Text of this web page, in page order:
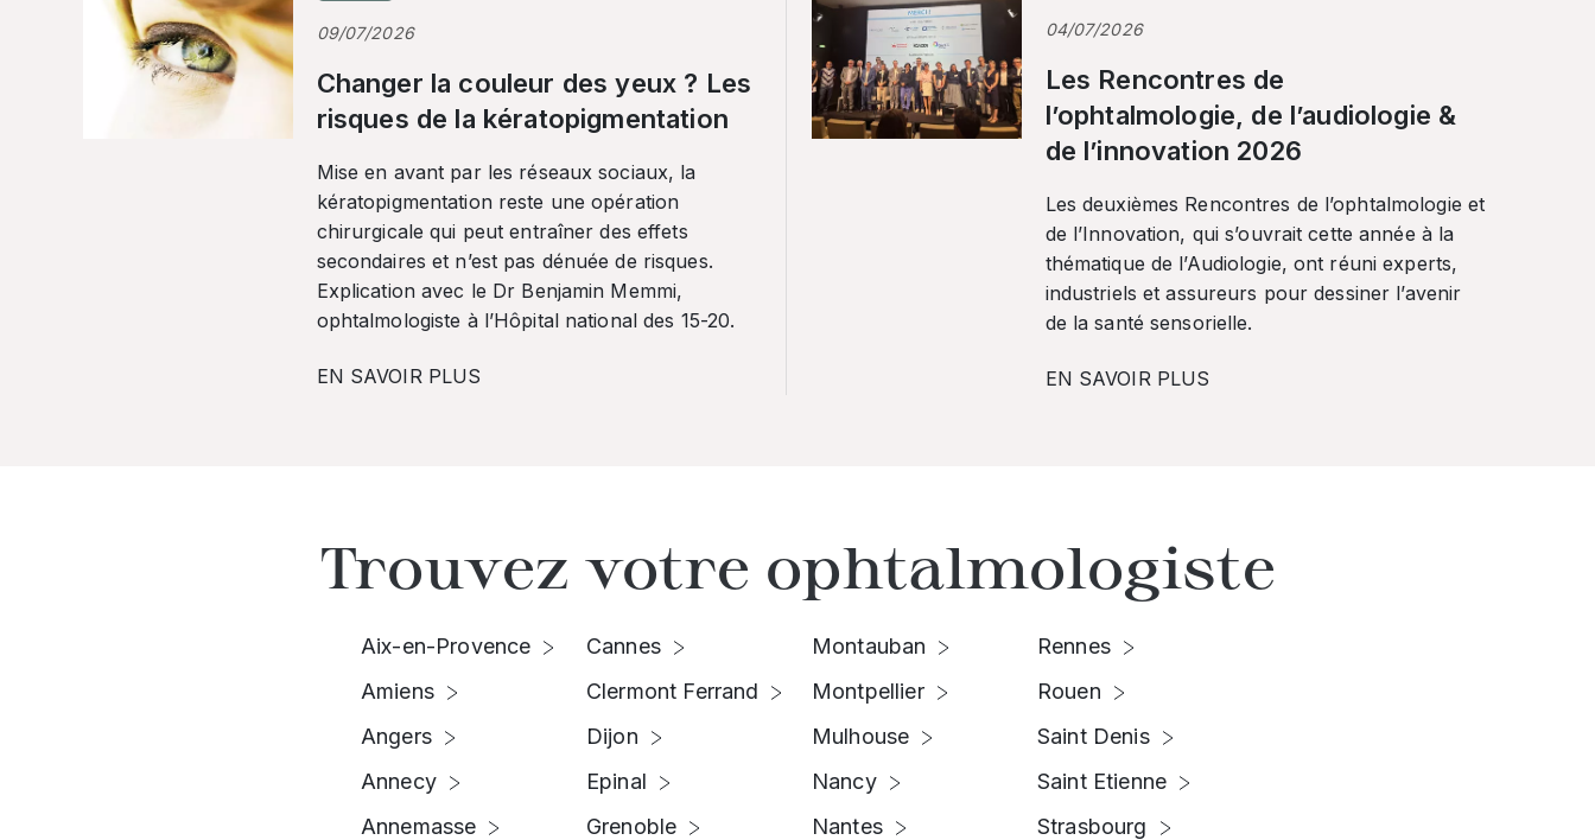
09/07/2026
Changer la couleur des yeux ? Les
risques de la kératopigmentation
Mise en avant par les réseaux sociaux, la
kératopigmentation reste une opération
chirurgicale qui peut entraîner des effets
secondaires et n’est pas dénuée de risques.
Explication avec le Dr Benjamin Memmi,
ophtalmologiste à l’Hôpital national des 15-20.
EN SAVOIR PLUS
04/07/2026
Les Rencontres de
l’ophtalmologie, de l’audiologie &
de l’innovation 2026
Les deuxièmes Rencontres de l’ophtalmologie et
de l’Innovation, qui s’ouvrait cette année à la
thématique de l’Audiologie, ont réuni experts,
industriels et assureurs pour dessiner l’avenir
de la santé sensorielle.
EN SAVOIR PLUS
Trouvez votre ophtalmologiste
Aix-en-Provence
Amiens
Angers
Annecy
Annemasse
Cannes
Clermont Ferrand
Dijon
Epinal
Grenoble
Montauban
Montpellier
Mulhouse
Nancy
Nantes
Rennes
Rouen
Saint Denis
Saint Etienne
Strasbourg